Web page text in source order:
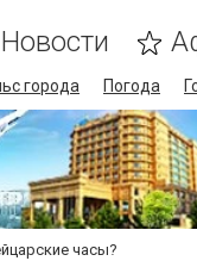
Новости
города Погода
часы?